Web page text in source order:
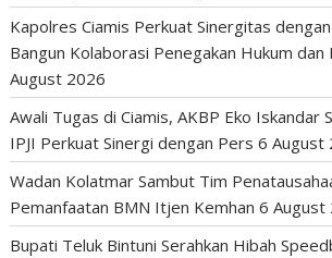
Kapolres Ciamis Perkuat Sinergitas
Bangun Kolaborasi Penegakan Hukum
August 2026
Awali Tugas di Ciamis, AKBP Eko Iskandar
IPJI Perkuat Sinergi dengan Pers 6 August
Wadan Kolatmar Sambut Tim
Pemanfaatan BMN Itjen Kemhan 6 August
Bupati Teluk Bintuni Serahkan Hibah